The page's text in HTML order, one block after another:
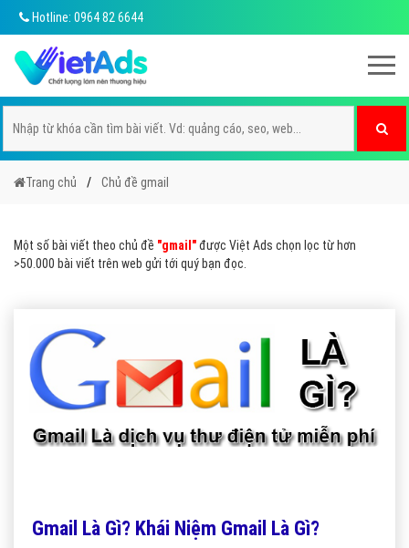
Hotline: 0964 82 6644
Trang chủ Chủ đề gmail
Một số bài viết theo chủ đề "gmail"được Việt Ads chọn lọc từ hơn
>50.000 bài viết trên web gửi tới quý bạn đọc.
Gmail Là Gì? Khái Niệm Gmail Là Gì?